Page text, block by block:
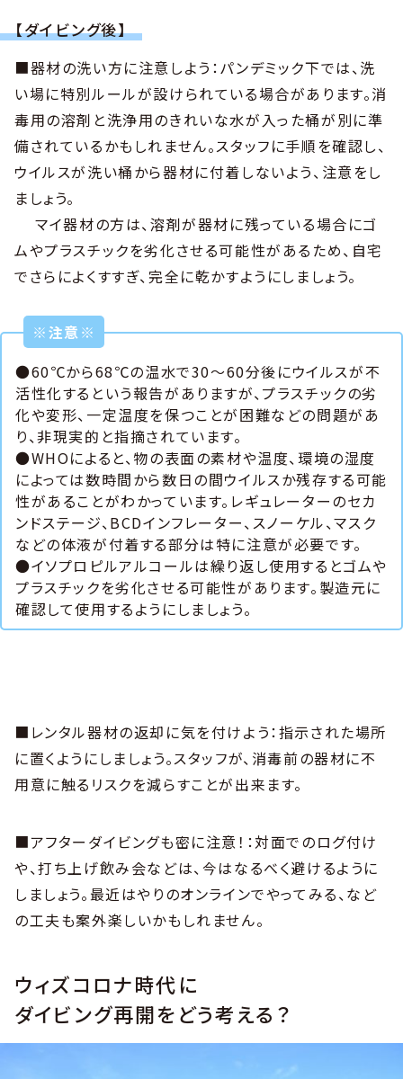
【ダイビング後】
■器材の洗い方に注意しよう：パンデミック下では、洗
い場に特別ルールが設けられている場合があります。消
毒用の溶剤と洗浄用のきれいな水が入った桶が別に準
備されているかもしれません。スタッフに手順を確認し、
ウイルスが洗い桶から器材に付着しないよう、注意をし
ましょう。
マイ器材の方は、溶剤が器材に残っている場合にゴ
ムやプラスチックを劣化させる可能性があるため、自宅
でさらによくすすぎ、完全に乾かすようにしましょう。
※注意※
●60℃から68℃の温水で30～60分後にウイルスが不
活性化するという報告がありますが、プラスチックの劣
化や変形、一定温度を保つことが困難などの問題があ
り、非現実的と指摘されています。
●WHOによると、物の表面の素材や温度、環境の湿度
によっては数時間から数日の間ウイルスか残存する可能
性があることがわかっています。レギュレーターのセカ
ンドステージ、BCDインフレーター、スノーケル、マスク
などの体液が付着する部分は特に注意が必要です。
●イソプロピルアルコールは繰り返し使用するとゴムや
プラスチックを劣化させる可能性があります。製造元に
確認して使用するようにしましょう。
■レンタル器材の返却に気を付けよう：指示された場所
に置くようにしましょう。スタッフが、消毒前の器材に不
用意に触るリスクを減らすことが出来ます。
■アフターダイビングも密に注意！：対面でのログ付け
や、打ち上げ飲み会などは、今はなるべく避けるように
しましょう。最近はやりのオンラインでやってみる、など
の工夫も案外楽しいかもしれません。
ウィズコロナ時代に
ダイビング再開をどう考える？